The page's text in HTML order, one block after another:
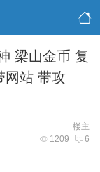
梁山金币 复
网站 带攻
楼主
1209 6